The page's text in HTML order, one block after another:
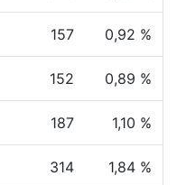
157 0,92 %
152 0,89 %
187 1,10 %
314 1,84 %